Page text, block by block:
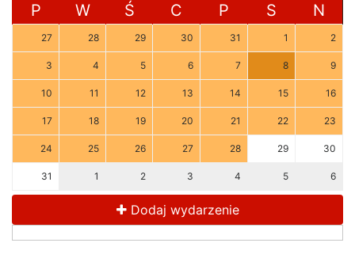
P W Ś C P S N
27 28 29 30 31 1 2
3 4 5 6 7 8 9
10 11 12 13 14 15 16
17 18 19 20 21 22 23
24 25 26 27 28 29 30
31 1 2 3 4 5 6
Dodaj wydarzenie